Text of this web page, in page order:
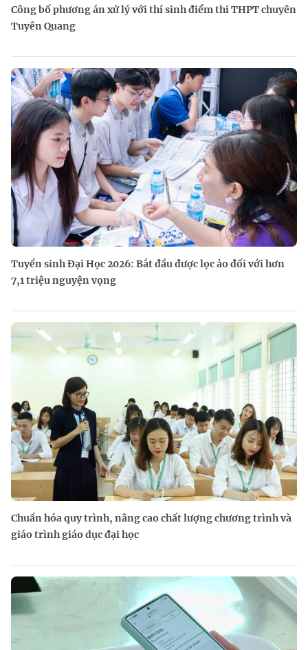
Công bố phương án xử lý với thí sinh điểm thi THPT chuyên
Tuyên Quang
Tuyển sinh Đại Học 2026: Bắt đầu được lọc ảo đối với hơn
7,1 triệu nguyện vọng
Chuẩn hóa quy trình, nâng cao chất lượng chương trình và
giáo trình giáo dục đại học